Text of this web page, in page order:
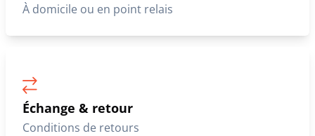
À domicile ou en point relais
Échange & retour
Conditions de retours